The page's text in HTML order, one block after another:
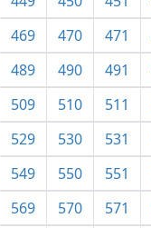
469 470 471
489 490 491
509 510 511
529 530 531
549 550 551
569 570 571